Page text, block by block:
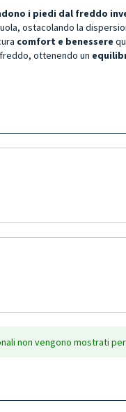
i piedi dal freddo
ostacolando la
comfort e benessere
ottenendo un
non vengono mostrati